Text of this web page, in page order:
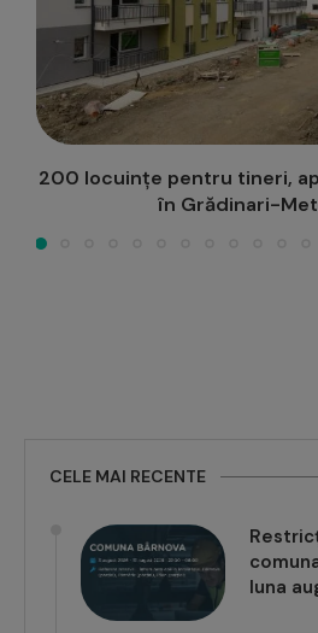
Semaforizare continuă în
pe perioada
CELE MAI RECENTE
luna